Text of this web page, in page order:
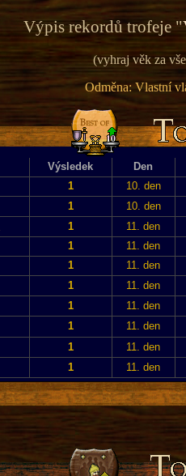
Výpis rekordů trofeje "
(vyhraj věk za
Odměna: Vlastní
Výsledek
Den
1
10. den
1
10. den
1
11. den
1
11. den
1
11. den
1
11. den
1
11. den
1
11. den
1
11. den
1 11. den